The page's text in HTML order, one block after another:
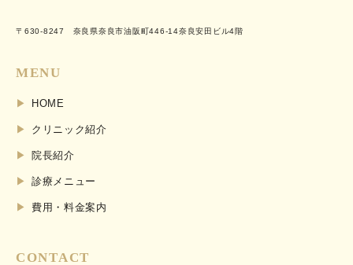
〒630-8247 奈良県奈良市油阪町446-14奈良安田ビル4階
MENU
HOME
クリニック紹介
院長紹介
診療メニュー
費用・料金案内
CONTACT